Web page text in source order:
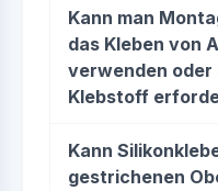
Kann man
das Kleben von
verwenden oder
Klebstoff
Kann
gestrichenen